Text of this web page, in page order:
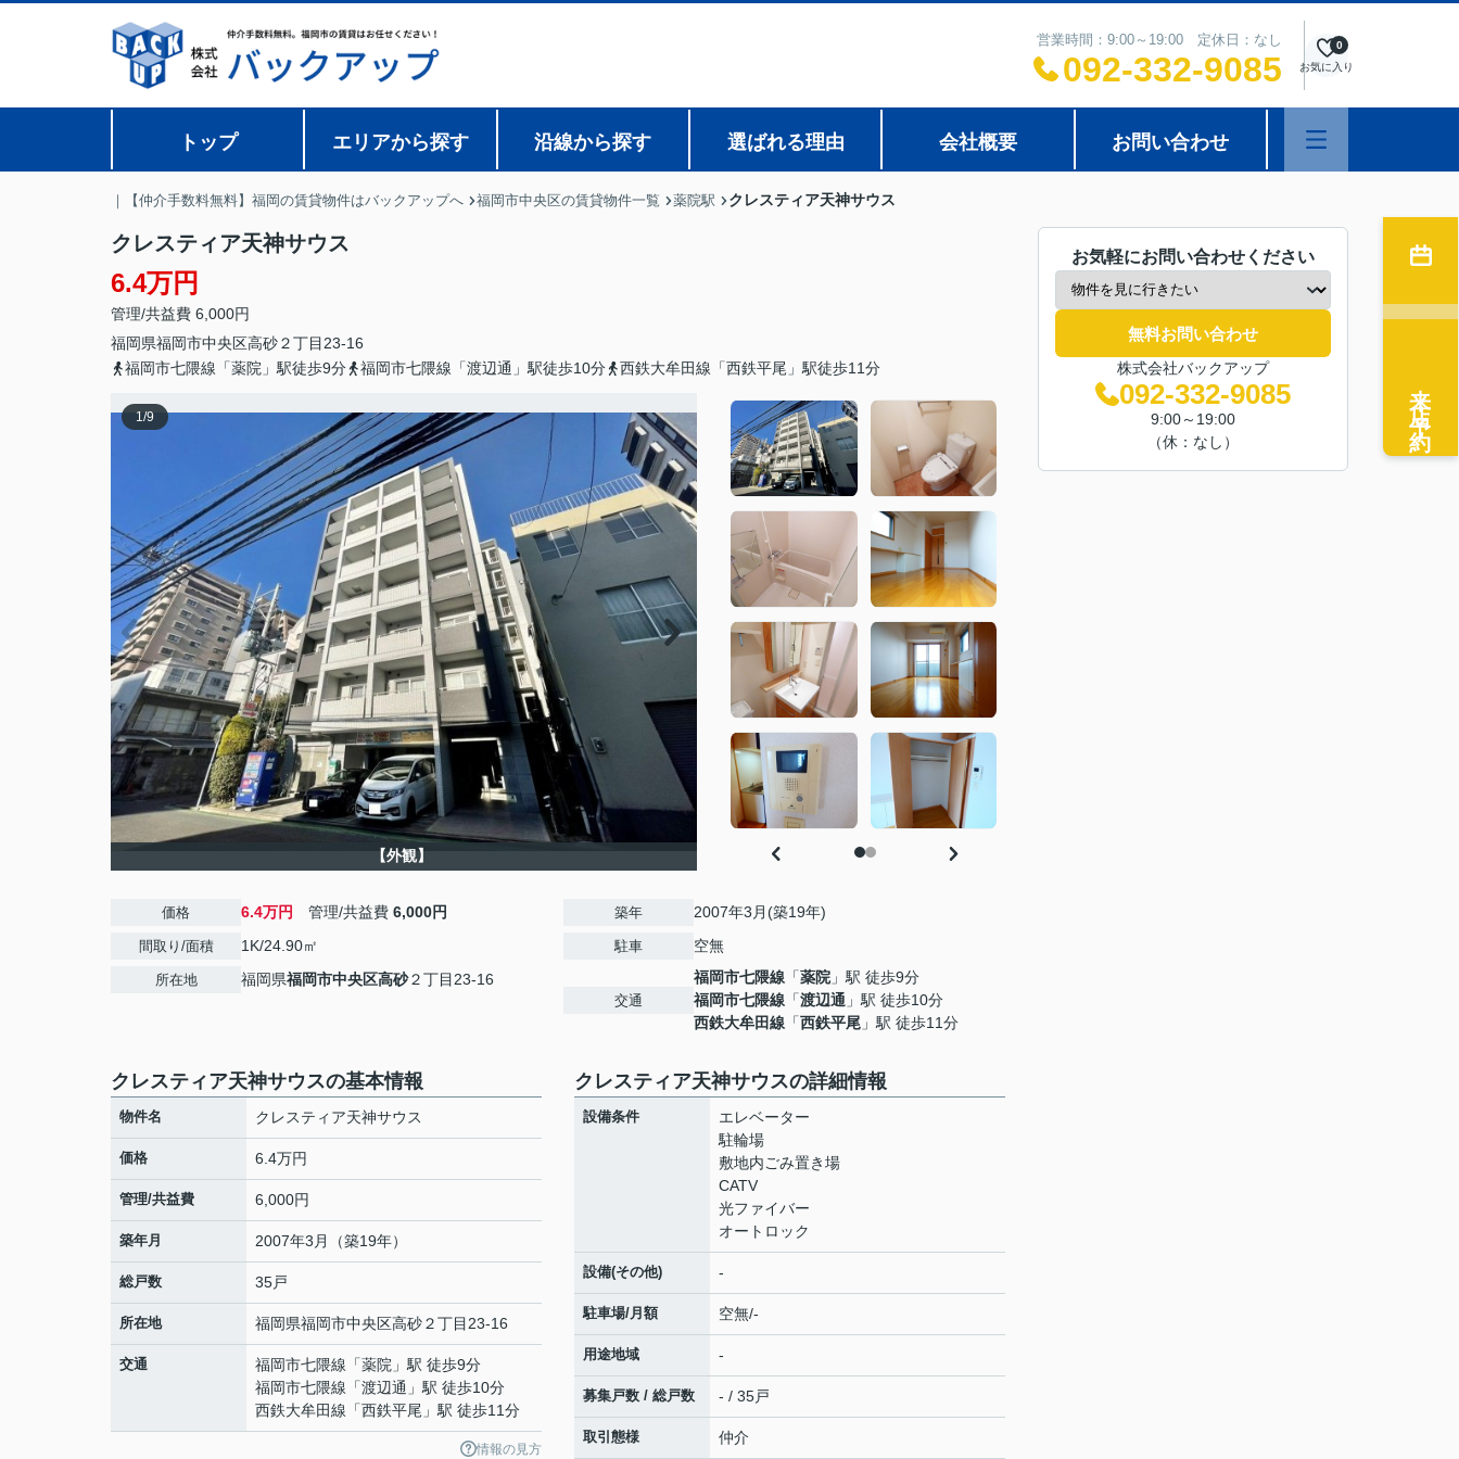
営業時間：9:00～19:00 定休日：なし
092-332-9085 お気に入り
0
トップ エリアから探す 沿線から探す 選ばれる理由 会社概要 お問い合わせ
｜【仲介手数料無料】福岡の賃貸物件はバックアップへ 福岡市中央区の賃貸物件一覧 薬院駅 クレスティア天神サウス
クレスティア天神サウス
6.4万円
管理/共益費 6,000円
福岡県福岡市中央区高砂２丁目23-16
福岡市七隈線「薬院」駅徒歩9分
福岡市七隈線「渡辺通」駅徒歩10分 西鉄大牟田線「西鉄平尾」駅徒歩11分
1/9
【外観】
価格 6.4万円 管理/共益費 6,000円
間取り/面積 1K/24.90㎡
所在地 福岡県福岡市中央区高砂２丁目23-16
築年 2007年3月(築19年)
駐車 空無
交通
福岡市七隈線 「薬院 」駅 徒歩9分
福岡市七隈線 「渡辺通 」駅 徒歩10分
西鉄大牟田線 「西鉄平尾 」駅 徒歩11分
クレスティア天神サウスの基本情報
物件名 クレスティア天神サウス
価格 6.4万円
管理/共益費 6,000円
築年月 2007年3月（築19年）
総戸数 35戸
所在地 福岡県福岡市中央区高砂２丁目23-16
交通 福岡市七隈線 「薬院 」駅 徒歩9分
福岡市七隈線 「渡辺通 」駅 徒歩10分
西鉄大牟田線 「西鉄平尾 」駅 徒歩11分
情報の見方
クレスティア天神サウスの詳細情報
設備条件
エレベーター
駐輪場
敷地内ごみ置き場
CATV
光ファイバー
オートロック
設備(その他) -
駐車場/月額 空無/-
用途地域 -
募集戸数 / 総戸数 - / 35戸
取引態様 仲介
お気軽にお問い合わせください
無料お問い合わせ
株式会社バックアップ
092-332-9085
9:00～19:00
（休：なし）
来店予約